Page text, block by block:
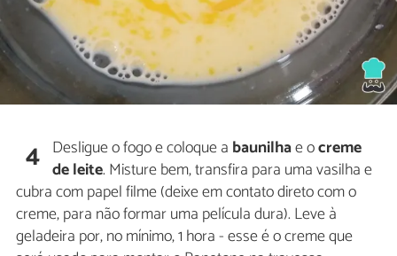
4 Desligue o fogo e coloque a baunilhae ocreme
de leite. Misture bem, transfira para uma vasilha e
cubra com papel filme (deixe em contato direto com o
creme, para não formar uma película dura). Leve à
geladeira por, no mínimo, 1 hora - esse é o creme que